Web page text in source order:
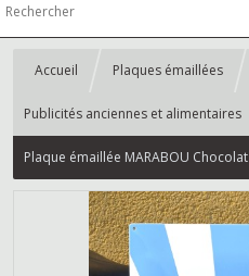
Accueil Plaques émaillées
Publicités anciennes et alimentaires
Plaque émaillée MARABOU Chocolat